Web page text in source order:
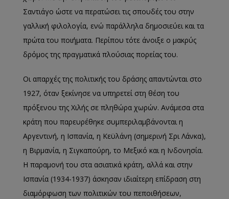
Σαντιάγο ώστε να περατώσει τις σπουδές του στην
γαλλική φιλολογία, ενώ παράλληλα δημοσιεύει και τα
πρώτα του ποιήματα. Περίπου τότε άνοιξε ο μακρύς
δρόμος της πραγματικά πλούσιας πορείας του.
Οι απαρχές της πολιτικής του δράσης απαντώνται στο
1927, όταν ξεκίνησε να υπηρετεί στη θέση του
πρόξενου της Χιλής σε πληθώρα χωρών. Ανάμεσα στα
κράτη που παρευρέθηκε συμπεριλαμβάνονται η
Αργεντινή, η Ισπανία, η Κεϋλάνη (σημερινή Σρι Λάνκα),
η Βιρμανία, η Σιγκαπούρη, το Μεξικό και η Ινδονησία.
Η παραμονή του στα ασιατικά κράτη, αλλά και στην
Ισπανία (1934-1937) άσκησαν ιδιαίτερη επίδραση στη
διαμόρφωση των πολιτικών του πεποιθήσεων,